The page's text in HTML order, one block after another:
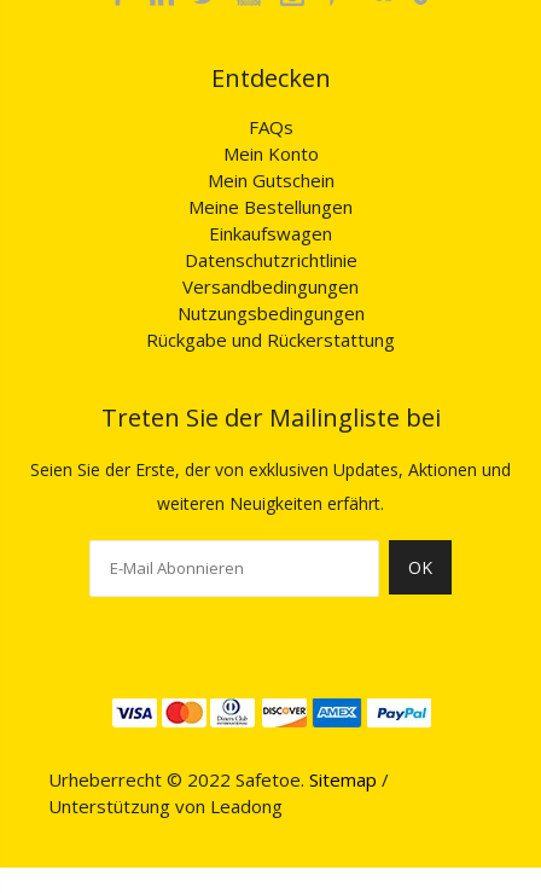
Entdecken
FAQs
Mein Konto
Mein Gutschein
Meine Bestellungen
Einkaufswagen
Datenschutzrichtlinie
Versandbedingungen
Nutzungsbedingungen
Rückgabe und Rückerstattung
Treten Sie der Mailingliste bei
Seien Sie der Erste, der von exklusiven Updates, Aktionen und
weiteren Neuigkeiten erfährt.
OK
Urheberrecht © 2022 Safetoe. Sitemap /
Unterstützung von Leadong